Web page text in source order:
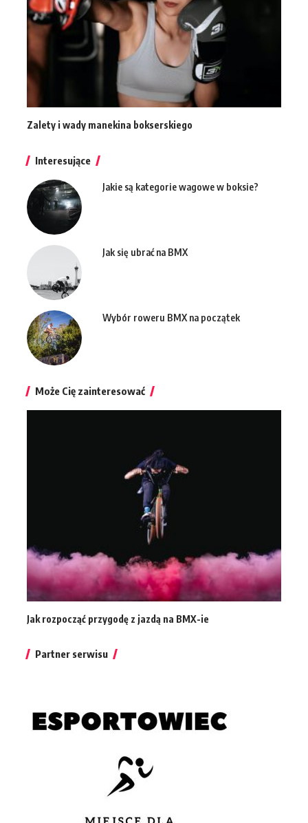
Zalety i wady manekina bokserskiego
Interesujące
Jakie są kategorie wagowe w boksie?
Jak się ubrać na BMX
Wybór roweru BMX na początek
Może Cię zainteresować
Jak rozpocząć przygodę z jazdą na BMX-ie
Partner serwisu